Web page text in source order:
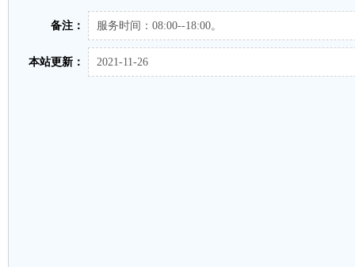
备注： 服务时间：08:00--18:00。
本站更新： 2021-11-26